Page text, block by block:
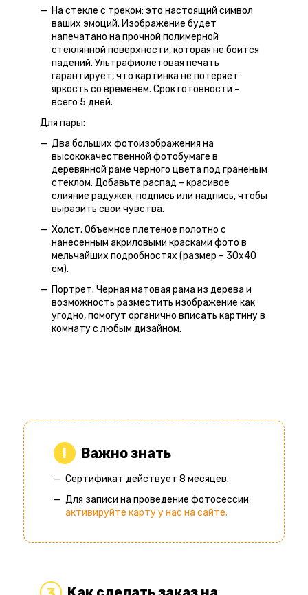
На стекле с треком: это настоящий символ
ваших эмоций. Изображение будет
напечатано на прочной полимерной
стеклянной поверхности, которая не боится
падений. Ультрафиолетовая печать
гарантирует, что картинка не потеряет
яркость со временем. Срок готовности –
всего 5 дней.
Для пары:
Два больших фотоизображения на
высококачественной фотобумаге в
деревянной раме черного цвета под граненым
стеклом. Добавьте распад – красивое
слияние радужек, подпись или надпись, чтобы
выразить свои чувства.
Холст. Объемное плетеное полотно с
нанесенным акриловыми красками фото в
мельчайших подробностях (размер – 30х40
см).
Портрет. Черная матовая рама из дерева и
возможность разместить изображение как
угодно, помогут органично вписать картину в
комнату с любым дизайном.
Важно знать
Сертификат действует 8 месяцев.
Для записи на проведение фотосессии
активируйте карту у нас на сайте.